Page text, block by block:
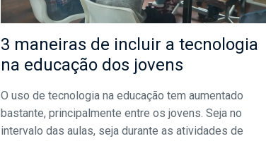
3 maneiras de incluir a tecnologia
na educação dos jovens
O uso de tecnologia na educação tem aumentado
bastante, principalmente entre os jovens. Seja no
intervalo das aulas, seja durante as atividades de